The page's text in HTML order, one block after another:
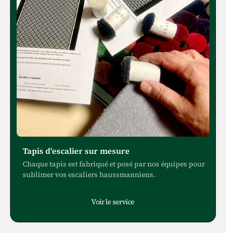
Tapis d'escalier sur mesure
Chaque tapis est fabriqué et posé par nos équipes pour
sublimer vos escaliers haussmanniens.
Voir le service